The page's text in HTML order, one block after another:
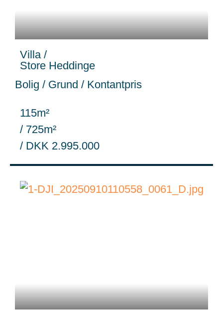
Villa /
Store Heddinge
Bolig / Grund / Kontantpris
115m²
/ 725m²
/ DKK 2.995.000
WB-